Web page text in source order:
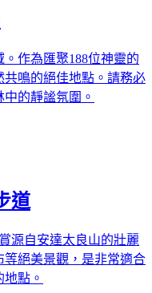
作為匯聚188位神靈的
鳴的絕佳地點。請務必
的靜謐氛圍。
道
源自安達太良山的壯麗
絕美景觀，是非常適合
點。